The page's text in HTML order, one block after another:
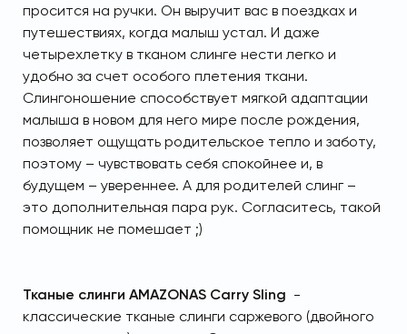
просится на ручки. Он выручит вас в поездках и
путешествиях, когда малыш устал. И даже
четырехлетку в тканом слинге нести легко и
удобно за счет особого плетения ткани.
Слингоношение способствует мягкой адаптации
малыша в новом для него мире после рождения,
позволяет ощущать родительское тепло и заботу,
поэтому – чувствовать себя спокойнее и, в
будущем – увереннее. А для родителей слинг –
это дополнительная пара рук. Согласитесь, такой
помощник не помешает ;)
Тканые слинги AMAZONAS Carry Sling -
классические тканые слинги саржевого (двойного